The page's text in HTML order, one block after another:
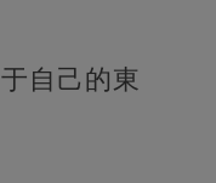
自己的東